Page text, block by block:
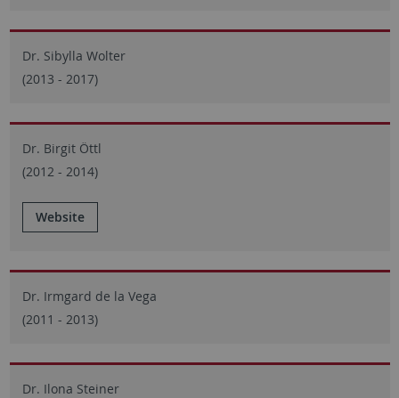
Dr. Sibylla Wolter
(2013 - 2017)
Dr. Birgit Öttl
(2012 - 2014)
Website
Dr. Irmgard de la Vega
(2011 - 2013)
Dr. Ilona Steiner